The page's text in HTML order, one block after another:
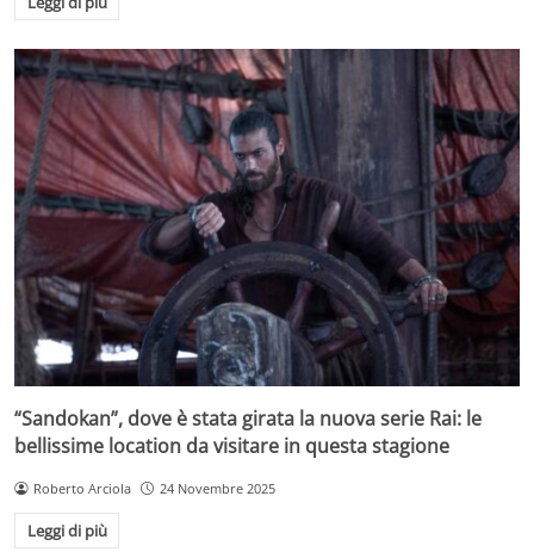
“Sandokan”, dove è stata girata la nuova serie Rai: le
bellissime location da visitare in questa stagione
Roberto Arciola 24 Novembre 2025
Leggi di più